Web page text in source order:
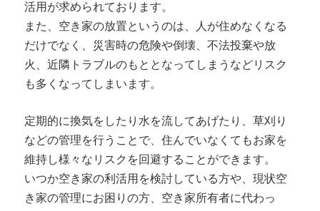
活用が求められております。
また、空き家の放置というのは、人が住めなくなる
だけでなく、災害時の危険や倒壊、不法投棄や放
火、近隣トラブルのもととなってしまうなどリスク
も多くなってしまいます。
定期的に換気をしたり水を流してあげたり、草刈り
などの管理を行うことで、住んでいなくてもお家を
維持し様々なリスクを回避することができます。
いつか空き家の利活用を検討している方や、現状空
き家の管理にお困りの方、空き家所有者に代わっ